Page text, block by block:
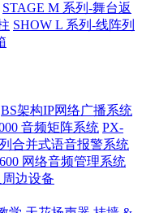
STAGE M 系列-舞台返
SHOW L 系列-线阵列
BS架构IP网络广播系统
音频矩阵系统 PX-
合并式语音报警系统
网络音频管理系统
边设备